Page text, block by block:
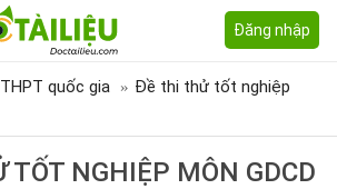
Đăng nhập
quốc gia
Đề thi thử tốt nghiệp
NGHIỆP MÔN GDCD